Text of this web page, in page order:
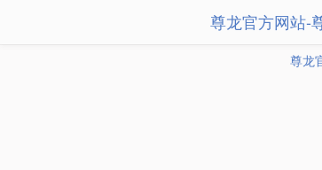
尊龙官方网站-
尊龙